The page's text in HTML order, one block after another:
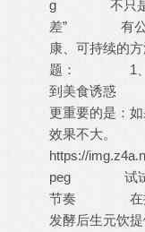
g 不只是“管
差” 有公开数
康、可持续
题： 1、
到美食诱
更重要的是：
效果不大
https://
peg 试试V20
节奏 在控制
发酵后生元饮